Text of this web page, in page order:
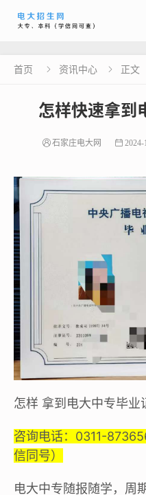
首页  资讯中心  正文
怎样快速拿到
石家庄电大网 2024-
怎样 拿到电大中专毕业
咨询电话：0311-
信同号）
电大中专随报随学，周